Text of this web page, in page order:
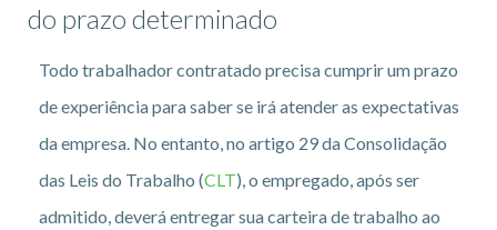
do prazo determinado
Todo trabalhador contratado precisa cumprir um prazo
de experiência para saber se irá atender as expectativas
da empresa. No entanto, no artigo 29 da Consolidação
das Leis do Trabalho (CLT), o empregado, após ser
admitido, deverá entregar sua carteira de trabalho ao